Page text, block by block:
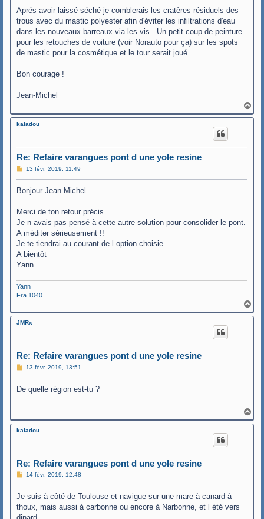
Aprés avoir laissé séché je comblerais les cratères résiduels des
trous avec du mastic polyester afin d'éviter les infiltrations d'eau
dans les nouveaux barreaux via les vis . Un petit coup de peinture
pour les retouches de voiture (voir Norauto pour ça) sur les spots
de mastic pour la cosmétique et le tour serait joué.
Bon courage !
Jean-Michel
a
u
kaladou
Re: Refaire varangues pont d une yole resine
M
s
e
13 févr. 2019, 11:49
Bonjour Jean Michel
Merci de ton retour précis.
Je n avais pas pensé à cette autre solution pour consolider le pont.
A méditer sérieusement !!
Je te tiendrai au courant de l option choisie.
A bientôt
Yann
Yann
Fra 1040
a
u
JMRx
Re: Refaire varangues pont d une yole resine
M
s
13 févr. 2019, 13:51
De quelle région est-tu ?
a
u
kaladou
Re: Refaire varangues pont d une yole resine
M
s
g
e
14 févr. 2019, 12:48
Je suis à côté de Toulouse et navigue sur une mare à canard à
thoux, mais aussi à carbonne ou encore à Narbonne, et l été vers